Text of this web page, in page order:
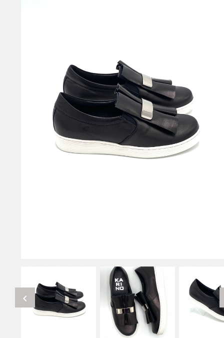
chevron_left